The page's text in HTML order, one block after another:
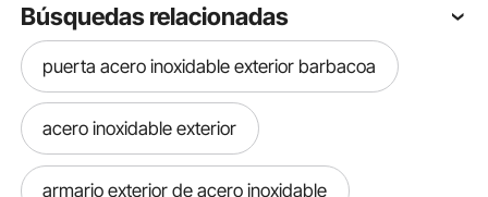
Búsquedas relacionadas
puerta acero inoxidable exterior barbacoa
acero inoxidable exterior
armario exterior de acero inoxidable